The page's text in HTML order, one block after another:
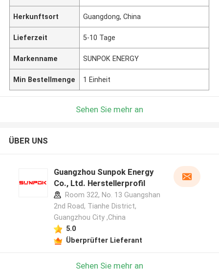
Hinterlass eine Nachricht
Herkunftsort Guangdong, China
Lieferzeit 5-10 Tage
Markenname SUNPOK ENERGY
Min Bestellmenge 1 Einheit
Sehen Sie mehr an
ÜBER UNS
Guangzhou Sunpok Energy
Co., Ltd. Herstellerprofil
Room 322, No. 13 Guangshan
2nd Road, Tianhe District,
Guangzhou City ,China
5.0
Überprüfter Lieferant
Sehen Sie mehr an